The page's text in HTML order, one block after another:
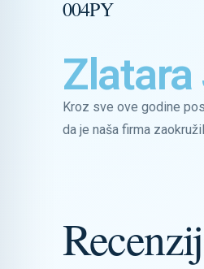
004PY
Kroz sve ove godine
da je naša firma